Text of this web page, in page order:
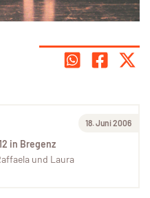
18. Juni 2006
in Bregenz
und Laura